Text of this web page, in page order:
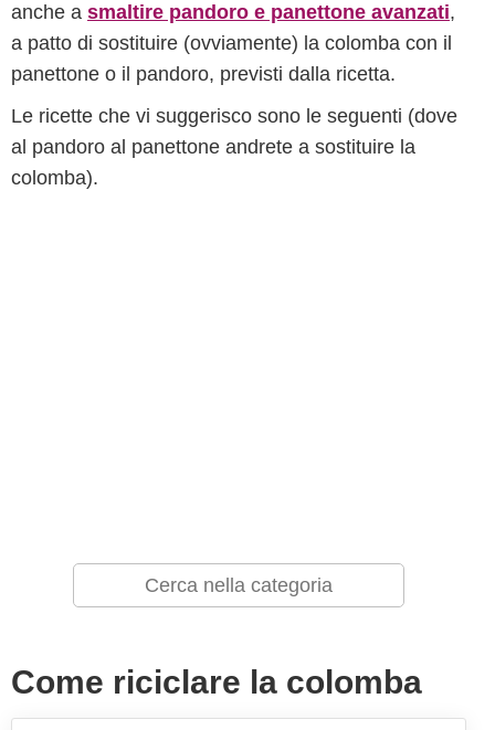
anche a smaltire pandoro e panettone avanzati,
a patto di sostituire (ovviamente) la colomba con il
panettone o il pandoro, previsti dalla ricetta.
Le ricette che vi suggerisco sono le seguenti (dove
al pandoro al panettone andrete a sostituire la
colomba).
Come riciclare la colomba